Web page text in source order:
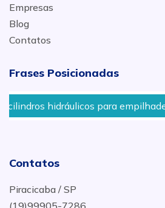
Empresas
Blog
Contatos
Frases Posicionadas
para empilhadeiras em Agudos
Contatos
Piracicaba / SP
(19)99905-7286